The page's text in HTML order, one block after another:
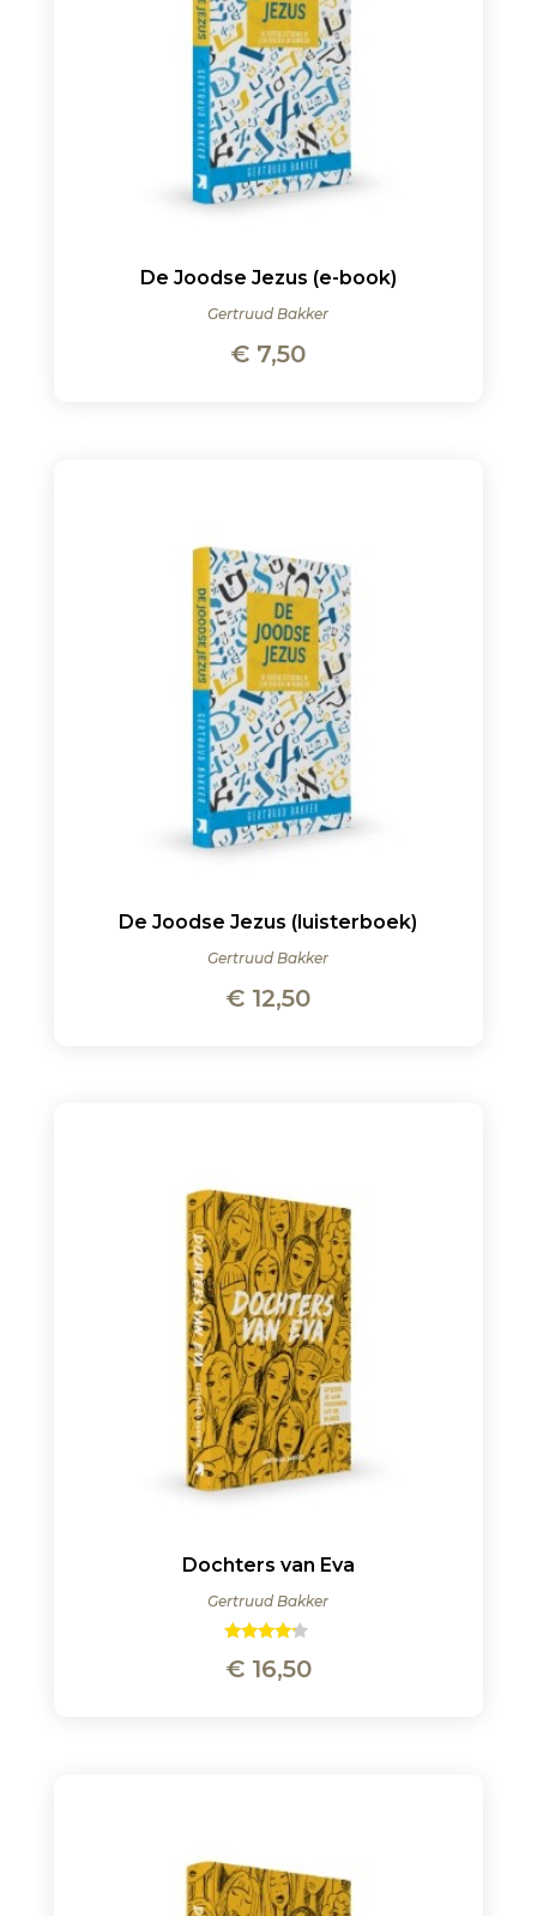
De Joodse Jezus (e-book)
Gertruud Bakker
€ 7,50
De Joodse Jezus (luisterboek)
Gertruud Bakker
€ 12,50
Dochters van Eva
Gertruud Bakker
erd
€16,50